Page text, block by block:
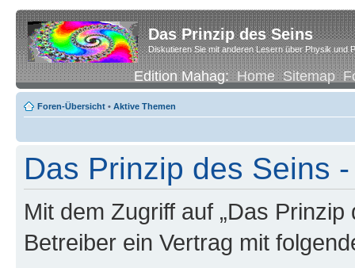
Das Prinzip des Seins
Diskutieren Sie mit anderen Lesern über Physik und
Edition Mahag:Home Sitemap
Foren-Übersicht • Aktive Themen
Das Prinzip des Seins
Mit dem Zugriff auf „Das
Betreiber ein Vertrag mit